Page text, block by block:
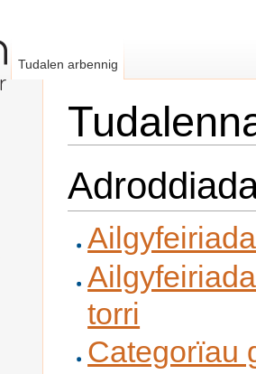
torri
Categorïau
Tudalen arbennig